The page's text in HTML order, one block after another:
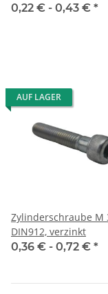
0,22 € - 0,43 € *
AUF LAGER
Zylinderschraube M 3 x 50
DIN912, verzinkt
0,36 € - 0,72 € *